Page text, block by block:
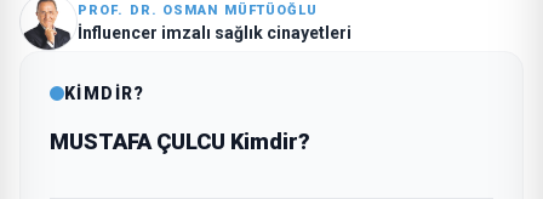
PROF. DR. OSMAN MÜFTÜOĞLU
İnfluencer imzalı sağlık cinayetleri
KİMDİR?
MUSTAFA ÇULCU Kimdir?